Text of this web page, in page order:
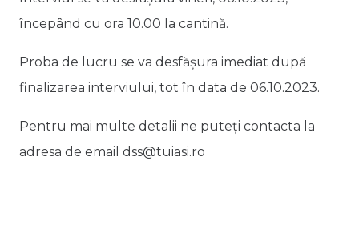
începând cu ora 10.00 la cantină.
Proba de lucru se va desfășura imediat după
finalizarea interviului, tot în data de 06.10.2023.
Pentru mai multe detalii ne puteți contacta la
adresa de email dss@tuiasi.ro